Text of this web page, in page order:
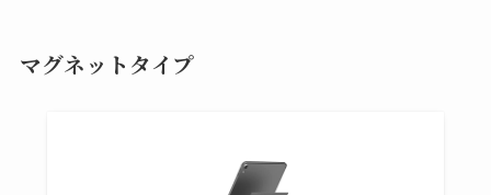
マグネットタイプ